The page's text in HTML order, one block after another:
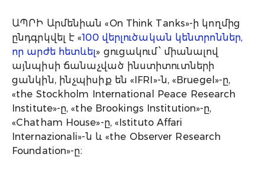
ԱՊՐԻ Արմենիան «On Think Tanks»-ի կողմից
ընդգրկվել է «100 վերլուծական կենտրոններ,
որ արժե հետևել» ցուցակում՝ միանալով
այնպիսի ճանաչված ինստիտուտների
ցանկին, ինչպիսիք են «IFRI»-ն, «Bruegel»-ը,
«the Stockholm International Peace Research
Institute»-ը, «the Brookings Institution»-ը,
«Chatham House»-ը, «Istituto Affari
Internazionali»-ն և «the Observer Research
Foundation»-ը։